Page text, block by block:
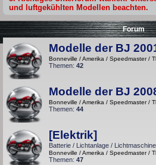
und luftgekühlten Modellen beachten.
Forum
Modelle der BJ
Bonneville / Amerika / Speedmaster /
Themen: 42
Modelle der BJ
Bonneville / Amerika / Speedmaster /
Themen: 44
[Elektrik]
Batterie / Lichtanlage /
Bonneville / Amerika / Speedmaster /
Themen: 47